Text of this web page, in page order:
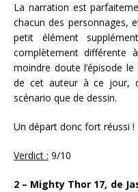
La narration est
chacun des personnages,
petit élément
complètement différente
moindre doute l’épisode
de cet auteur à ce jour,
scénario que de dessin.
Un départ donc fort réussi !
Verdict : 9/10
2 – Mighty Thor 17, de